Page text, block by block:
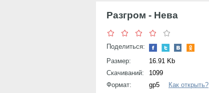
Разгром - Нева
Поделиться:
Размер:
16.91 Kb
Скачиваний:
1099
Формат:
gp5 Как открыть?